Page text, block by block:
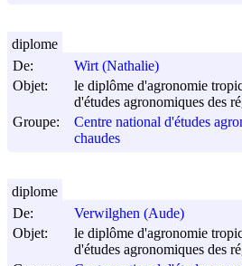
De:
Wirt (Nathalie)
Objet:
le diplôme d'agronomie
d'études agronomiques des
Groupe:
Centre national d'études
chaudes
diplome
De:
Verwilghen (Aude)
Objet:
le diplôme d'agronomie
d'études agronomiques des
diplome